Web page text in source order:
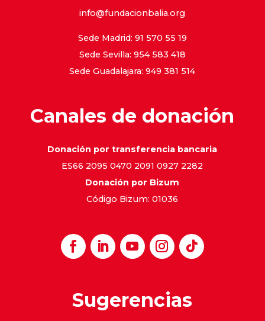
info@fundacionbalia.org
Sede Madrid: 91 570 55 19
Sede Sevilla: 954 583 418
Sede Guadalajara: 949 381 514
Canales de donación
Donación por transferencia bancaria
ES66 2095 0470 2091 0927 2282
Donación por Bizum
Código Bizum: 01036
Sugerencias